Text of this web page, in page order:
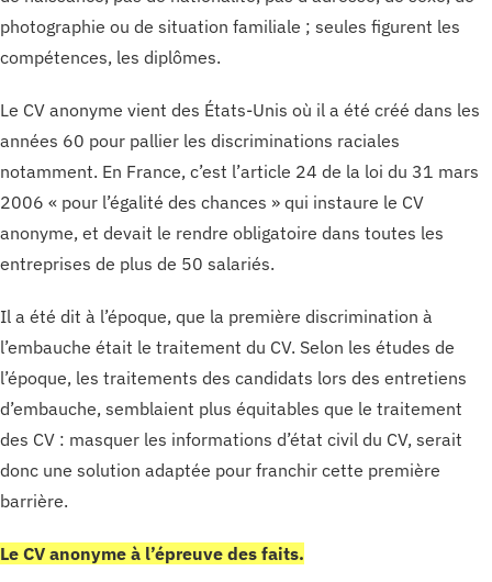
photographie ou de situation familiale ; seules figurent les
compétences, les diplômes.
Le CV anonyme vient des États-Unis où il a été créé dans les
années 60 pour pallier les discriminations raciales
notamment. En France, c’est l’article 24 de la loi du 31 mars
2006 « pour l’égalité des chances » qui instaure le CV
anonyme, et devait le rendre obligatoire dans toutes les
entreprises de plus de 50 salariés.
Il a été dit à l’époque, que la première discrimination à
l’embauche était le traitement du CV. Selon les études de
l’époque, les traitements des candidats lors des entretiens
d’embauche, semblaient plus équitables que le traitement
des CV : masquer les informations d’état civil du CV, serait
donc une solution adaptée pour franchir cette première
barrière.
Le CV anonyme à l’épreuve des faits.